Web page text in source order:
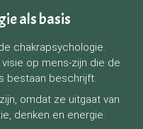
als basis
chakrapsychologie.
op mens-zijn die de
bestaan beschrijft.
omdat ze uitgaat van
denken en energie.